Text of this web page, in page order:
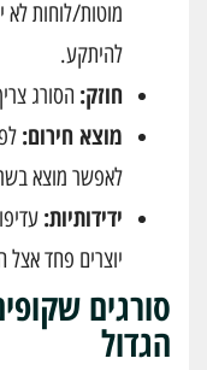
להיתקע.
חוזק: הסורג
מוצא חירום:
לאפשר מוצא
ידידותיות:
יוצרים פחד אצל
סורגים
הגדול